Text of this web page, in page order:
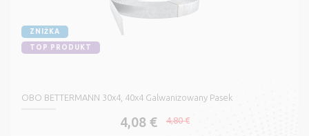
ZNIŻKA
TOP PRODUKT
OBO BETTERMANN 30x4, 40x4 Galwanizowany Pasek
4,08 € 4,80 €